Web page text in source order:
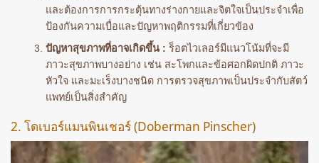
และต้องการการกระตุ้นทางร่างกายและจิตใจเป็นประจำเพื่อ
ป้องกันความเบื่อและปัญหาพฤติกรรมที่เกี่ยวข้อง
ปัญหาสุขภาพที่อาจเกิดขึ้น : ร็อตไวเลอร์มีแนวโน้มที่จะมี
ภาวะสุขภาพบางอย่าง เช่น สะโพกและข้อศอกผิดปกติ ภาวะ
หัวใจ และมะเร็งบางชนิด การตรวจสุขภาพเป็นประจำกับสัตว์
แพทย์เป็นสิ่งสำคัญ
2. โดเบอร์แมนพินเชอร์ (Doberman Pinscher)